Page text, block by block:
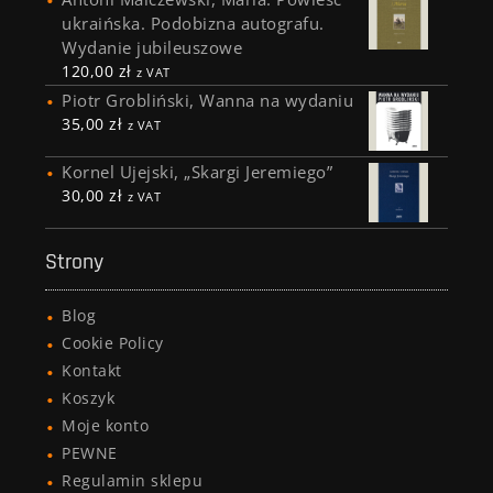
ukraińska. Podobizna autografu.
Wydanie jubileuszowe
120,00 zł z VAT
Piotr Grobliński, Wanna na wydaniu
35,00zł z VAT
Kornel Ujejski, „Skargi Jeremiego”
30,00zł z VAT
Strony
Blog
Cookie Policy
Kontakt
Koszyk
Moje konto
PEWNE
Regulamin sklepu